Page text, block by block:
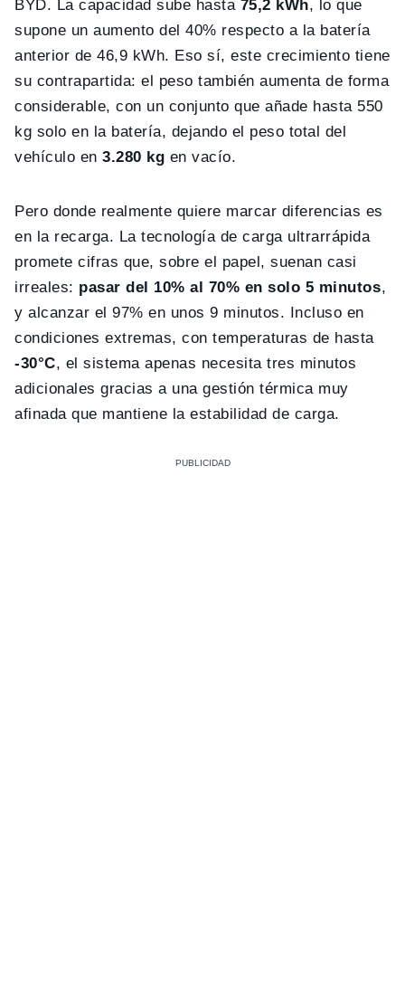
BYD. La capacidad sube hasta 75,2 kWh, lo que
supone un aumento del 40% respecto a la batería
anterior de 46,9 kWh. Eso sí, este crecimiento tiene
su contrapartida: el peso también aumenta de forma
considerable, con un conjunto que añade hasta 550
kg solo en la batería, dejando el peso total del
vehículo en3.280 kg en vacío.
Pero donde realmente quiere marcar diferencias es
en la recarga. La tecnología de carga ultrarrápida
promete cifras que, sobre el papel, suenan casi
irreales: pasar del 10% al 70% en solo 5 minutos,
y alcanzar el 97% en unos 9 minutos. Incluso en
condiciones extremas, con temperaturas de hasta
-30°C, el sistema apenas necesita tres minutos
adicionales gracias a una gestión térmica muy
afinada que mantiene la estabilidad de carga.